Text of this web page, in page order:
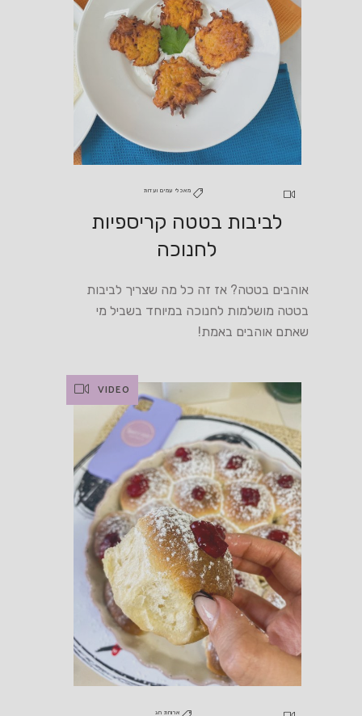
מאכלי עמים ועדות
לביבות בטטה קריספיות
לחנוכה
אוהבים בטטה? אז זה כל מה שצריך לביבות
בטטה מושלמות לחנוכה במיוחד בשביל מי
שאתם אוהבים באמת!
VIDEO
ארוחת חג